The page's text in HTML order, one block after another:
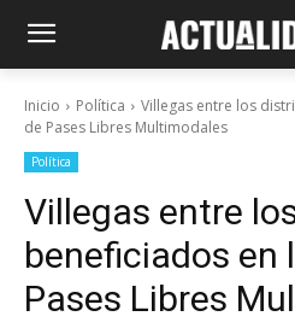
Inicio Política
Villegas entre los
de Pases Libres Multimodales
Política
Villegas entre
beneficiados en
Pases Libres